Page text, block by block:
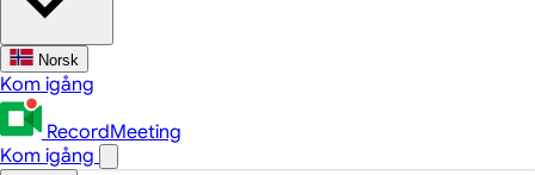
Norsk
Kom igång
RecordMeeting
Kom igång